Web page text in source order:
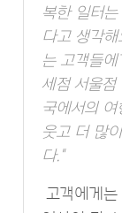
복한 일터
다고 생각
는 고객들
세점 서울
국에서의
웃고 더 많
다."
고객에게